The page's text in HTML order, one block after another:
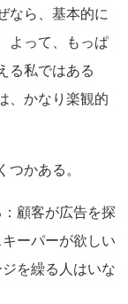
n
なら、基本的に
よって、もっぱ
る私ではある
、かなり楽観的
かある。
顧客が広告を探
ーパーが欲しい
を繰る人はいな